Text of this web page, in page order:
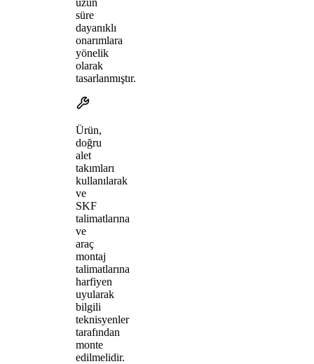
süre
dayanıklı
onarımlara
yönelik
olarak
tasarlanmıştır.
Ürün,
doğru
alet
takımları
kullanılarak
ve
SKF
talimatlarına
ve
araç
montaj
talimatlarına
harfiyen
uyularak
bilgili
teknisyenler
tarafından
monte
edilmelidir.